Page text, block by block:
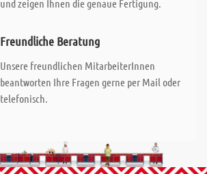
und zeigen Ihnen die genaue Fertigung.
Freundliche Beratung
Unsere freundlichen MitarbeiterInnen
beantworten Ihre Fragen gerne per Mail oder
telefonisch.